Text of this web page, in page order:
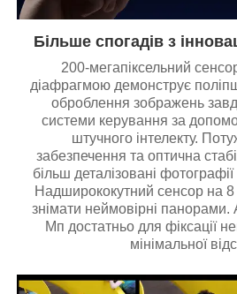
Більше спогадів з
200-мегапіксельний
діафрагмою демонструє
оброблення зображень
системи керування за
штучного інтелекту.
забезпечення та оптична
більш деталізовані
Надширококутний сенсор на
знімати неймовірні
Мп достатньо для фіксації
мінімальної